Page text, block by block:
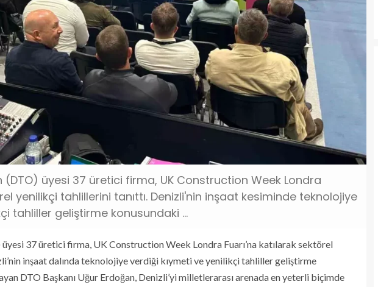
(DTO) üyesi 37 üretici firma, UK Construction Week Londra
yenilikçi tahlillerini tanıttı. Denizli'nin inşaat kesiminde teknolojiye
tahliller geliştirme konusundaki ...
üyesi 37 üretici firma, UK Construction Week Londra Fuarı’na katılarak sektörel
inşaat dalında teknolojiye verdiği kıymeti ve yenilikçi tahliller geliştirme
DTO Başkanı Uğur Erdoğan, Denizli’yi milletlerarası arenada en yeterli biçimde